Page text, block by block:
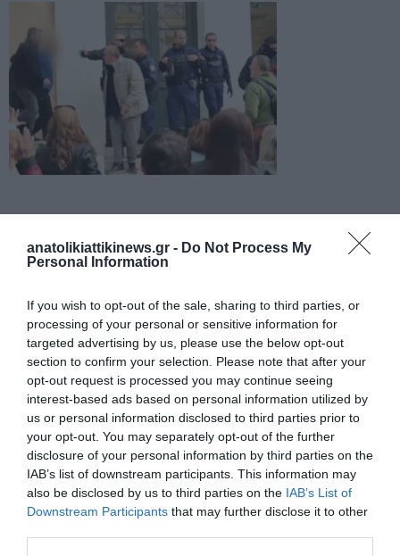
anatolikiattikinews.gr - Do Not Process My
Personal Information
If you wish to opt-out of the sale, sharing to third parties, or
processing of your personal or sensitive information for
targeted advertising by us, please use the below opt-out
section to confirm your selection. Please note that after your
opt-out request is processed you may continue seeing
interest-based ads based on personal information utilized by
us or personal information disclosed to third parties prior to
your opt-out. You may separately opt-out of the further
disclosure of your personal information by third parties on the
IAB’s list of downstream participants. This information may
also be disclosed by us to third parties on the IAB’s List of
Downstream Participants that may further disclose it to other
ΠΡΟΗΓΟΎΜΕΝΗ ΑΝΆΡΤΗΣΗ
Θεσσαλονίκη:Κύκλωμα πουλούσε πλαστούς πίνακες σε
οίκους δημοπρασιών.
ΕΠΌΜΕΝΗ ΑΝΆΡΤΗΣΗ
Μετεγγραφές φοιτητών 2024: Ανακοινώθηκαν τα
αποτελέσματα